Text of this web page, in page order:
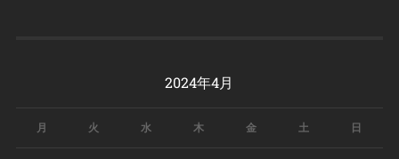
2024年4月
月 火 水 木 金 土 日